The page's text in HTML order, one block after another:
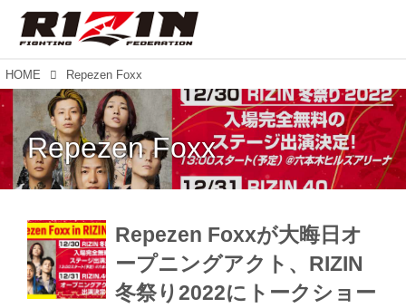
HOME Repezen Foxx
Repezen Foxx
Repezen Foxxが大晦日オ
ープニングアクト、RIZIN
冬祭り2022にトークショー